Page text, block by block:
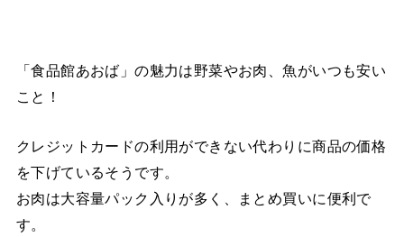
「食品館あおば」の魅力は野菜やお肉、魚がいつも安い
こと！
クレジットカードの利用ができない代わりに商品の価格
を下げているそうです。
お肉は大容量パック入りが多く、まとめ買いに便利で
す。